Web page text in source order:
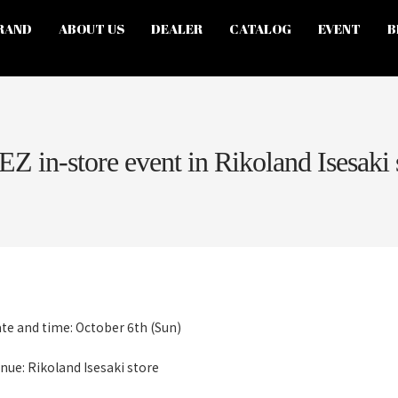
ABOUT US DEALER CATALOG EVENT
in-store event in Rikoland Isesaki
and time: October 6th (Sun)
Rikoland Isesaki store